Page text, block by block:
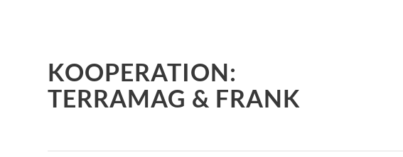
KOOPERATION:
TERRAMAG & FRANK